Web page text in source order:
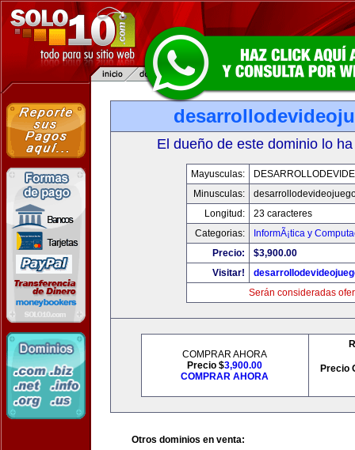
El dueño de este dominio lo
Mayusculas:
Minusculas:
Longitud:
23 caracteres
Categorias:
InformÃ¡tica y
Precio:
$3,900.00
Visitar!
Serán consideradas
COMPRAR AHORA
Precio $3,900.00
COMPRAR AHORA
Precio
Otros dominios en venta: